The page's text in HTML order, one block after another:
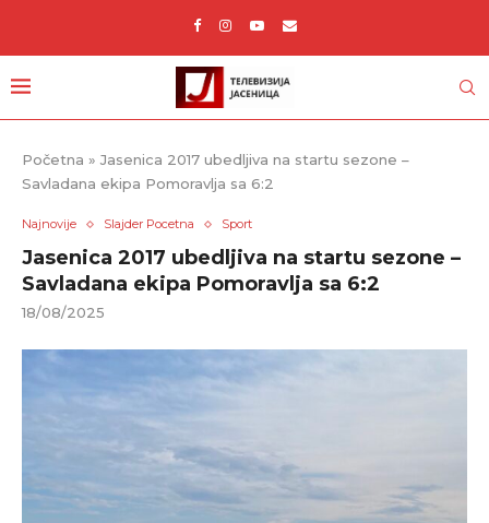
Početna » Jasenica 2017 ubedljiva na startu sezone –
Savladana ekipa Pomoravlja sa 6:2
Najnovije Slajder Pocetna Sport
Jasenica 2017 ubedljiva na startu sezone –
Savladana ekipa Pomoravlja sa 6:2
18/08/2025